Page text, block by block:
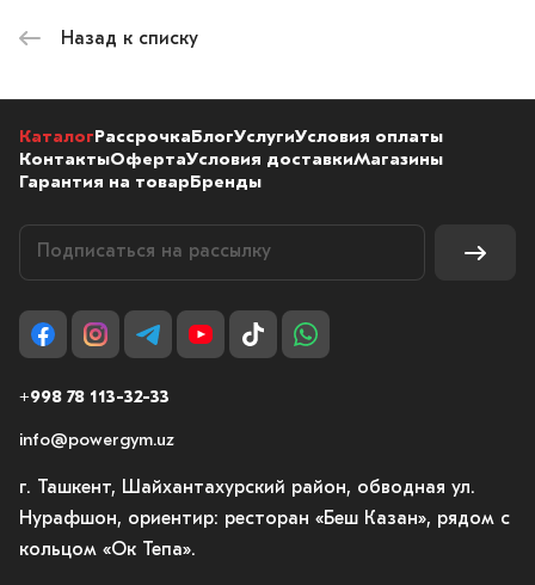
Назад к списку
КаталогРассрочкаБлогУслугиУсловия оплаты
КонтактыОфертаУсловия доставкиМагазины
Гарантия на товарБренды
+998 78 113-32-33
info@powergym.uz
г. Ташкент, Шайхантахурский район, обводная ул.
Нурафшон, ориентир: ресторан «Беш Казан», рядом с
кольцом «Ок Тепа».